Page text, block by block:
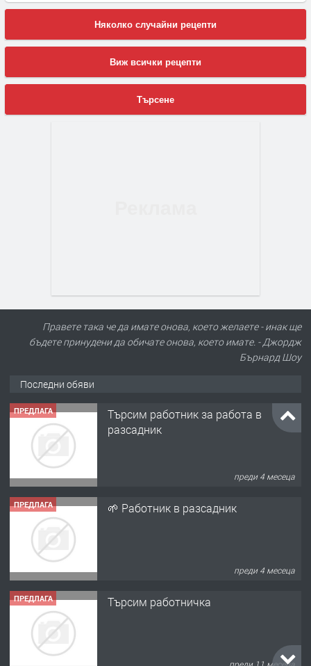
Няколко случайни рецепти
Виж всички рецепти
Търсене
Правете така че да имате онова, което желаете - инак ще
бъдете принудени да обичате онова, което имате. - Джордж
Бърнард Шоу
Последни обяви
ПРЕДЛАГА
Търсим работник за работа в
разсадник
преди 4 месеца
ПРЕДЛАГА 🌱 Работник в разсадник
преди 4 месеца
ПРЕДЛАГА Търсим работничка
преди 11 месеца